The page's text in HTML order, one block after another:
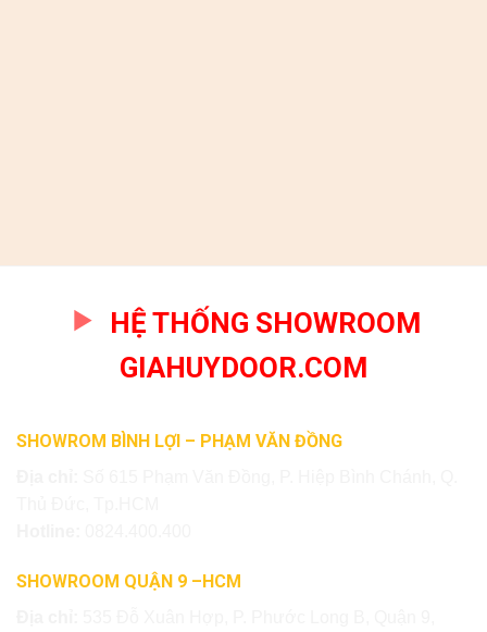
HỆ THỐNG SHOWROOM
GIAHUYDOOR.COM
SHOWROM BÌNH LỢI – PHẠM VĂN ĐỒNG
SHOWROOM QUẬN 9 –HCM